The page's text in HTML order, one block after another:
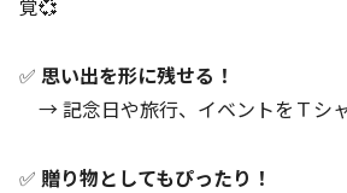
覚💞
✅ 思い出を形に残せる！
→ 記念日や旅行、イベントをＴシ
✅ 贈り物としてもぴったり！